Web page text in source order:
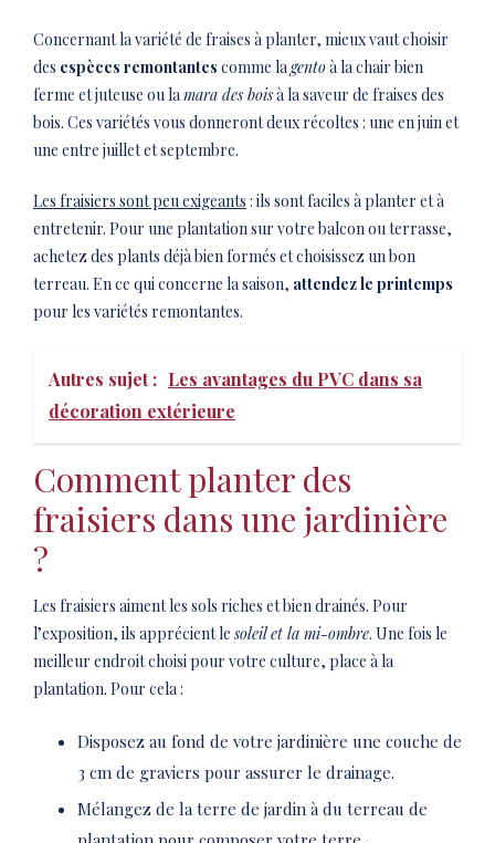
Concernant la variété de fraises à planter, mieux vaut choisir
des espèces remontantes comme lagentoà la chair bien
ferme et juteuse ou lamara des boisà la saveur de fraises des
bois. Ces variétés vous donneront deux récoltes : une en juin et
une entre juillet et septembre.
Les fraisiers sont peu exigeants : ils sont faciles à planter et à
entretenir. Pour une plantation sur votre balcon ou terrasse,
achetez des plants déjà bien formés et choisissez un bon
terreau. En ce qui concerne la saison, attendez le printemps
pour les variétés remontantes.
Autres sujet : Les avantages du PVC dans sa
décoration extérieure
Comment planter des
fraisiers dans une jardinière
?
Les fraisiers aiment les sols riches et bien drainés. Pour
l’exposition, ils apprécient lesoleil et la mi-ombre. Une fois le
meilleur endroit choisi pour votre culture, place à la
plantation. Pour cela :
Disposez au fond de votre jardinière une couche de
3 cm de graviers pour assurer le drainage.
Mélangez de la terre de jardin à du terreau de